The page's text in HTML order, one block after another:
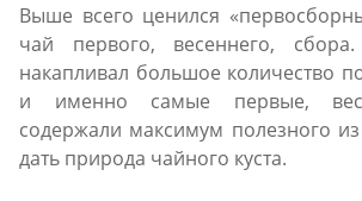
Выше всего ценился
чай первого, весеннего,
накапливал большое количество
и именно самые первые,
содержали максимум полезного
дать природа чайного куста.